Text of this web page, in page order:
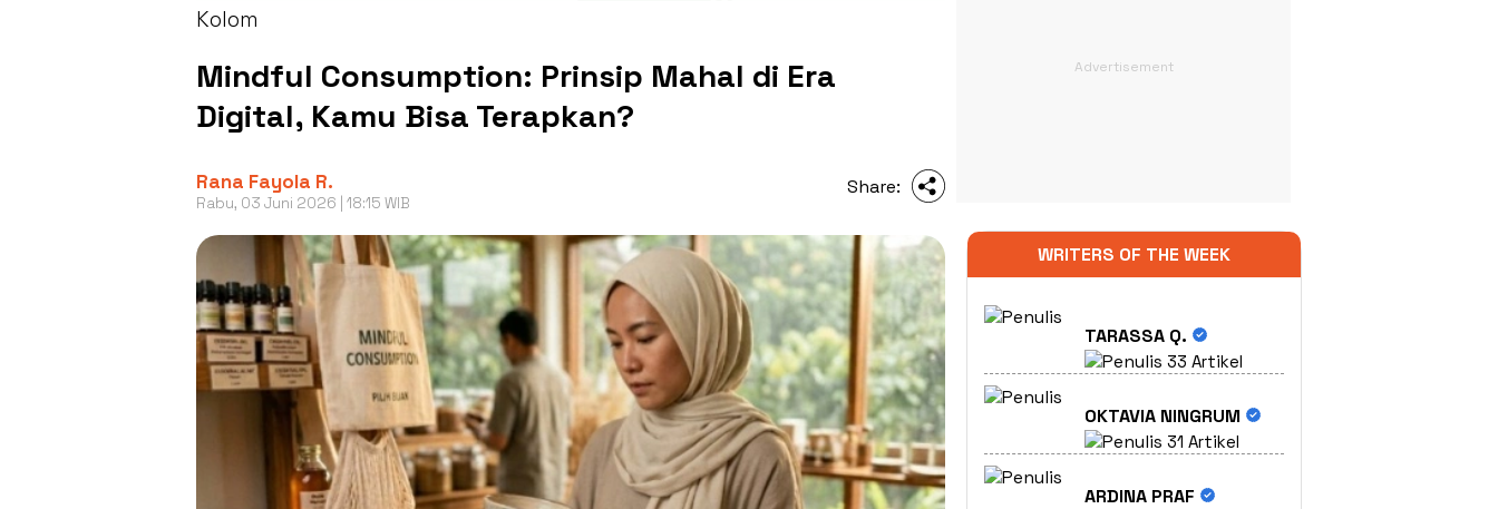
Kolom
Mindful Consumption: Prinsip Mahal di Era
Digital, Kamu Bisa Terapkan?
Rana Fayola R.
Rabu, 03 Juni 2026 | 18:15 WIB
Share:
WRITERS OF THE WEEK
TARASSA Q.
33 Artikel
OKTAVIA NINGRUM
31 Artikel
ARDINA PRAF